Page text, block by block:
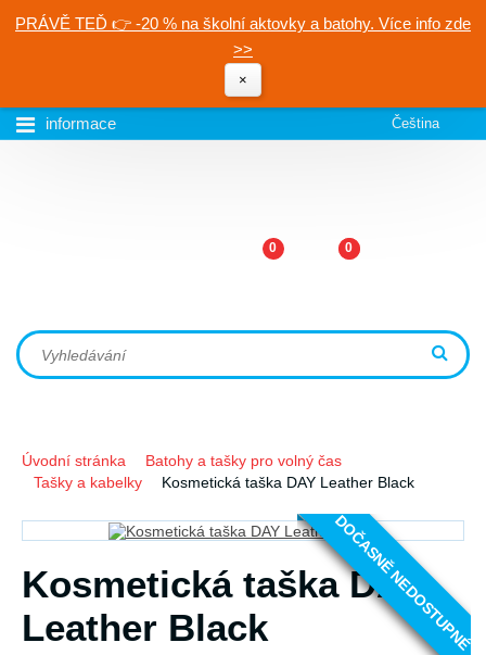
PRÁVĚ TEĎ 👉 -20 % na školní aktovky a batohy. Více info zde
>>
×
informace Čeština
0 0
Úvodní stránka
Batohy a tašky pro volný čas
Tašky a kabelky
Kosmetická taška DAY Leather Black
DOČASNĚ NEDOSTUPNÉ
Kosmetická taška DAY
Leather Black